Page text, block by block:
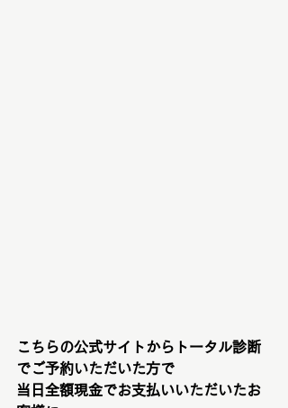
こちらの公式サイトからトータル診断
でご予約いただいた方で
当日全額現金でお支払いいただいたお